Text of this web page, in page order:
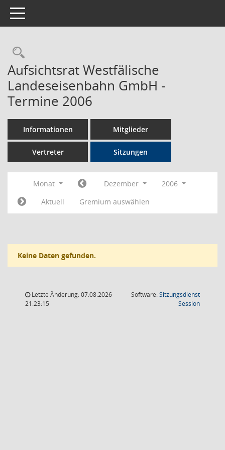
Toggle navigation
Rechercheauswahl
Aufsichtsrat Westfälische
Landeseisenbahn GmbH -
Termine 2006
Informationen Mitglieder
Vertreter Sitzungen
Monat Dezember
2006
Aktuell
Gremium auswählen
Keine Daten gefunden.
Letzte Änderung: 07.08.2026
21:23:15
Software:Sitzungsdienst
Session(Wird in